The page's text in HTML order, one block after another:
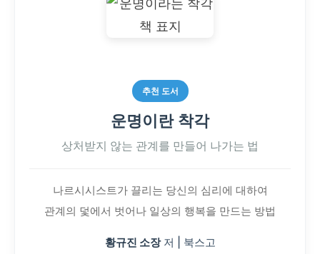
추천 도서
운명이란 착각
상처받지 않는 관계를 만들어 나가는 법
나르시시스트가 끌리는 당신의 심리에 대하여
관계의 덫에서 벗어나 일상의 행복을 만드는 방법
황규진 소장저 | 북스고